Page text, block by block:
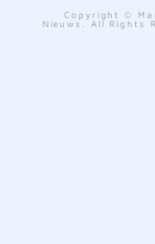
Copyright ©
Nieuws. All Rights